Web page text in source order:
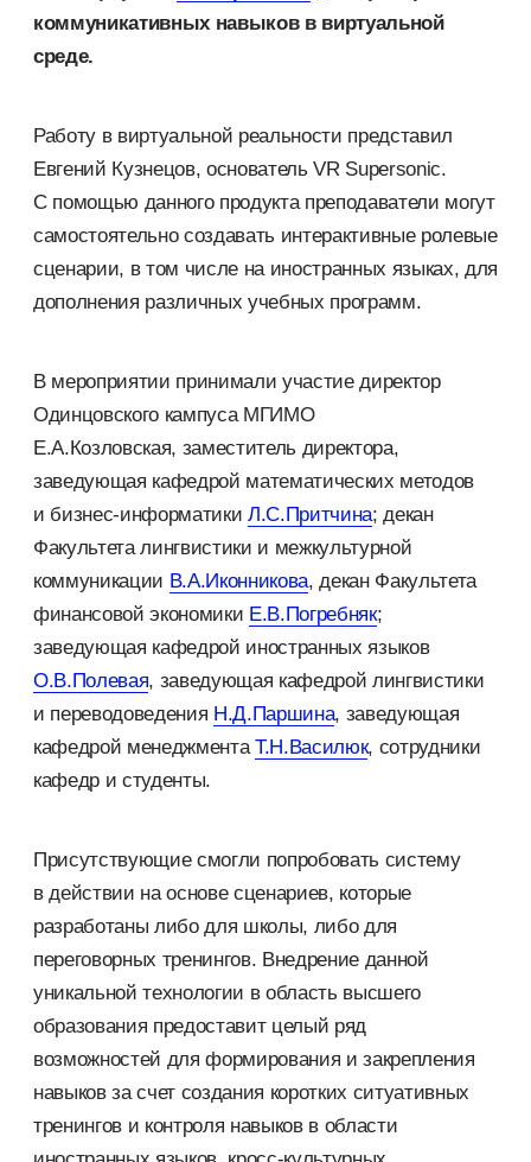
коммуникативных навыков в виртуальной
среде.
Работу в виртуальной реальности представил
Евгений Кузнецов, основатель VR Supersonic.
С помощью данного продукта преподаватели могут
самостоятельно создавать интерактивные ролевые
сценарии, в том числе на иностранных языках, для
дополнения различных учебных программ.
В мероприятии принимали участие директор
Одинцовского кампуса МГИМО
Е.А.Козловская, заместитель директора,
заведующая кафедрой математических методов
и бизнес-информатики Л.С.Притчина; декан
Факультета лингвистики и межкультурной
коммуникации В.А.Иконникова, декан Факультета
финансовой экономики Е.В.Погребняк;
заведующая кафедрой иностранных языков
О.В.Полевая, заведующая кафедрой лингвистики
и переводоведения Н.Д.Паршина, заведующая
кафедрой менеджментаТ.Н.Василюк, сотрудники
кафедр и студенты.
Присутствующие смогли попробовать систему
в действии на основе сценариев, которые
разработаны либо для школы, либо для
переговорных тренингов. Внедрение данной
уникальной технологии в область высшего
образования предоставит целый ряд
возможностей для формирования и закрепления
навыков за счет создания коротких ситуативных
тренингов и контроля навыков в области